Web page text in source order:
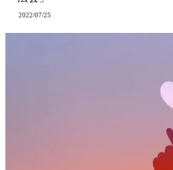
2022/07/25